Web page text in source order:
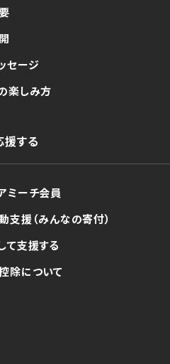
セージ
楽しみ方
援する
ミーチ会員
支援（みんなの寄付）
て支援する
除について